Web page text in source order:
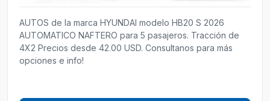
AUTOS de la marca HYUNDAI modelo HB20 S 2026
AUTOMATICO NAFTERO para 5 pasajeros. Tracción de
4X2 Precios desde 42.00 USD. Consultanos para más
opciones e info!